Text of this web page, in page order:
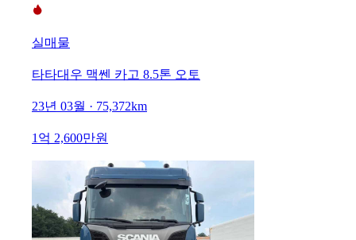
실매물
타타대우 맥쎈 카고 8.5톤 오토
23년 03월 · 75,372km
1억 2,600만원